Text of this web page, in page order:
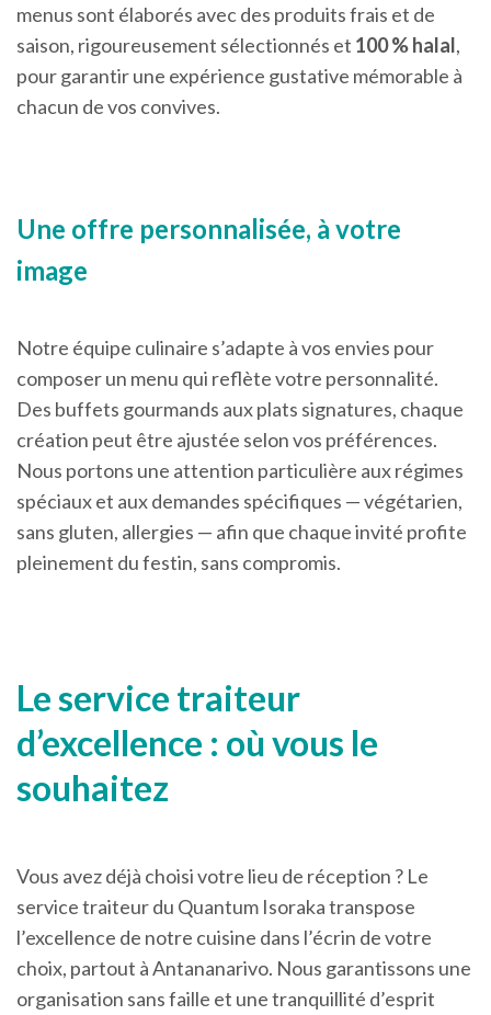
menus sont élaborés avec des produits frais et de
saison, rigoureusement sélectionnés et 100 % halal,
pour garantir une expérience gustative mémorable à
chacun de vos convives.
Une offre personnalisée, à votre
image
Notre équipe culinaire s’adapte à vos envies pour
composer un menu qui reflète votre personnalité.
Des buffets gourmands aux plats signatures, chaque
création peut être ajustée selon vos préférences.
Nous portons une attention particulière aux régimes
spéciaux et aux demandes spécifiques — végétarien,
sans gluten, allergies — afin que chaque invité profite
pleinement du festin, sans compromis.
Le service traiteur
d’excellence : où vous le
souhaitez
Vous avez déjà choisi votre lieu de réception ? Le
service traiteur du Quantum Isoraka transpose
l’excellence de notre cuisine dans l’écrin de votre
choix, partout à Antananarivo. Nous garantissons une
organisation sans faille et une tranquillité d’esprit